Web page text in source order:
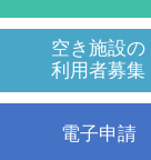
空き施設の
利用者募集
電子申請